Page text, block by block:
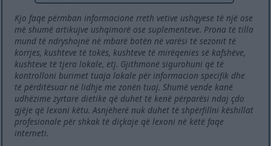
Kjo faqe përmban informacione rreth vetive ushqyese të një ose
më shumë artikujve ushqimorë ose suplementeve. Prona të tilla
mund të ndryshojnë në mbarë botën në varësi të sezonit të
korrjes, kushteve të tokës, kushteve të mirëqenies së kafshëve,
kushteve të tjera lokale, etj. Gjithmonë sigurohuni që të
kontrolloni burimet tuaja lokale për informacion specifik dhe
të përditësuar në lidhje me zonën tuaj. Shumë vende kanë
udhëzime zyrtare dietike që duhet të kenë përparësi ndaj çdo
gjëje që lexoni këtu. Asnjëherë nuk duhet të shpërfillni këshillat
profesionale për shkak të diçkaje që lexoni në këtë faqe
interneti.